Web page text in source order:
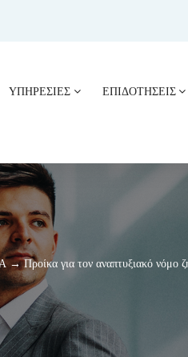
ΥΠΗΡΕΣΙΕΣ ΕΠΙΔΟΤΗΣΕΙΣ
→ Προίκα για τον αναπτυξιακό νόμο